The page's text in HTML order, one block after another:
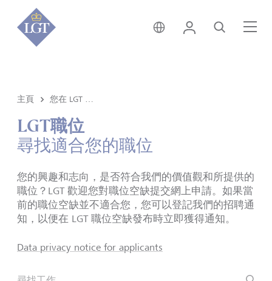
香港 • 中文
登錄 尋找
主頁
LGT職位
尋找適合您的職位
您的興趣和志向，是否符合我們的價值觀和所提供的
職位？LGT 歡迎您對職位空缺提交網上申請。如果當
前的職位空缺並不適合您，您可以登記我們的招聘通
知，以便在 LGT 職位空缺發布時立即獲得通知。
Data privacy notice for applicants